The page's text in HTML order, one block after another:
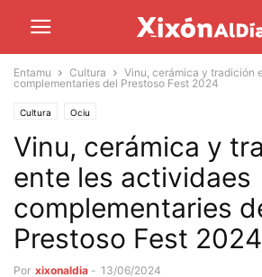
Entamu Cultura
Vinu, cerámica y tradición
complementaries del Prestoso Fest 2024
Cultura Ociu
Vinu, cerámica y
ente les actividaes
complementaries
Prestoso Fest 2024
Por xixonaldia - 13/06/2024